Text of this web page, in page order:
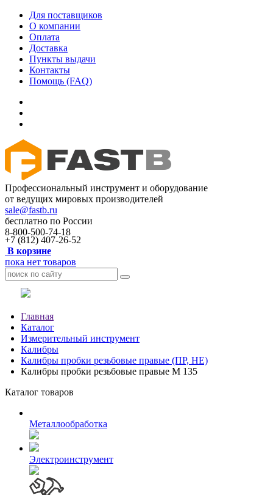
Для поставщиков
О компании
Оплата
Доставка
Пункты выдачи
Контакты
Помощь (FAQ)
Профессиональный инструмент и оборудование
от ведущих мировых производителей
sale@fastb.ru
бесплатно по России
8-800-500-74-18
+7 (812) 407-26-52
В корзине
пока нет товаров
Главная
Каталог
Измерительный инструмент
Калибры
Калибры пробки резьбовые правые (ПР, НЕ)
Калибры пробки резьбовые правые М 135
Каталог товаров
Металлообработка
Электроинструмент